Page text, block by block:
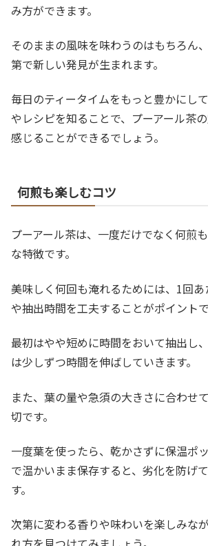
み方ができます。
そのままの風味を味わうのはもちろん
第で新しい発見が生まれます。
毎日のティータイムをもっと豊かにし
やレシピを知ることで、プーアール茶
感じることができるでしょう。
何煎も楽しむコツ
プーアール茶は、一度だけでなく何煎
な特徴です。
美味しく何回も淹れるためには、1回
や抽出時間を工夫することがポイントで
最初はやや短めに時間をおいて抽出し
は少しずつ時間を伸ばしていきます。
また、葉の量や急須の大きさに合わせ
切です。
一度葉を使ったら、乾かさずに保温ポ
で温かいまま保存すると、劣化を防げ
す。
次第に変わる香りや味わいを楽しみな